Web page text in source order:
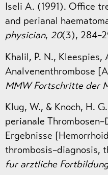
Iseli A. (1991). Office
and perianal
physician, 20(3),
Khalil, P. N.,
Analvenenthrombose
MMW Fortschritte der
Klug, W., & Knoch, H.
perianale
Ergebnisse
thrombosis–diagnosis,
fur arztliche